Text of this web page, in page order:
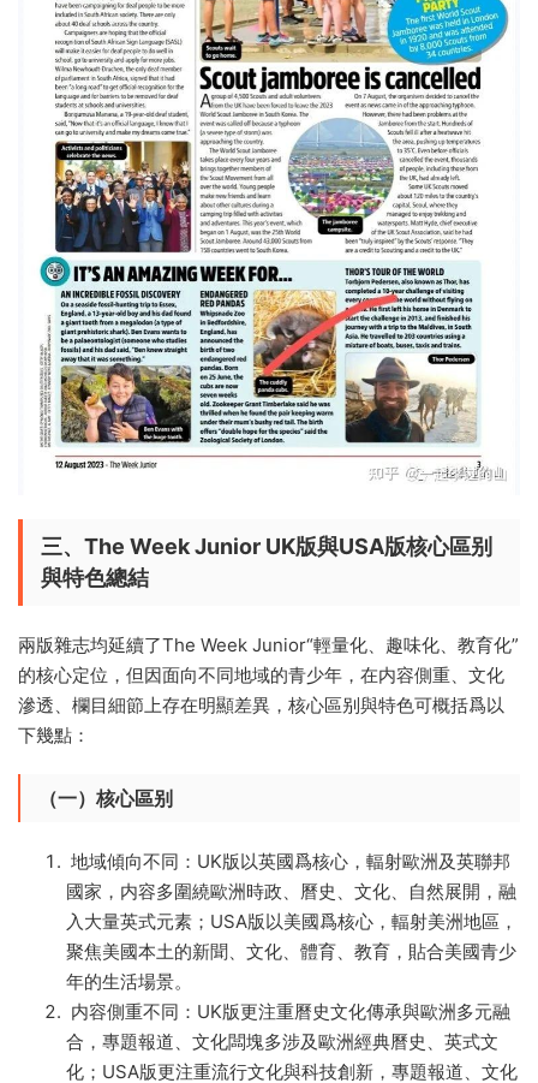
三、The Week Junior UK版與USA版核心區别
與特色總結
兩版雜志均延續了The Week Junior“輕量化、趣味化、教育化”
的核心定位，但因面向不同地域的青少年，在内容側重、文化
滲透、欄目細節上存在明顯差異，核心區别與特色可概括爲以
下幾點：
（一）核心區别
地域傾向不同：UK版以英國爲核心，輻射歐洲及英聯邦
國家，内容多圍繞歐洲時政、曆史、文化、自然展開，融
入大量英式元素；USA版以美國爲核心，輻射美洲地區，
聚焦美國本土的新聞、文化、體育、教育，貼合美國青少
年的生活場景。
内容側重不同：UK版更注重曆史文化傳承與歐洲多元融
合，專題報道、文化闆塊多涉及歐洲經典曆史、英式文
化；USA版更注重流行文化與科技創新，專題報道、文化